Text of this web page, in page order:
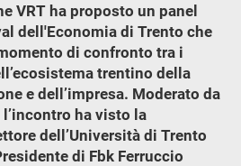
VRT ha proposto un panel
dell'Economia di Trento che
di confronto tra i
trentino della
e dell’impresa. Moderato da
ha visto la
dell’Università di Trento
di Fbk Ferruccio